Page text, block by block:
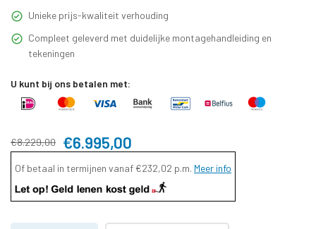
Unieke prijs-kwaliteit verhouding
Compleet geleverd met duidelijke montagehandleiding en
tekeningen
U kunt bij ons betalen met:
€8.229,00 €6.995,00
Of betaal in termijnen vanaf €232,02 p.m. Meer info